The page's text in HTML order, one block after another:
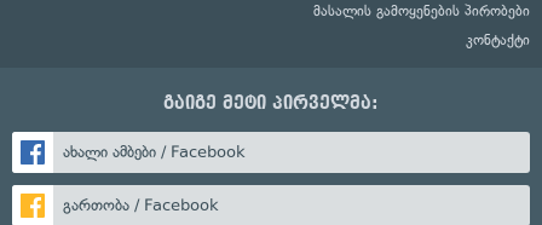
მასალის გამოყენების პირობები
კონტაქტი
გაიგე მეტი პირველმა:
ახალი ამბები / Facebook
გართობა / Facebook